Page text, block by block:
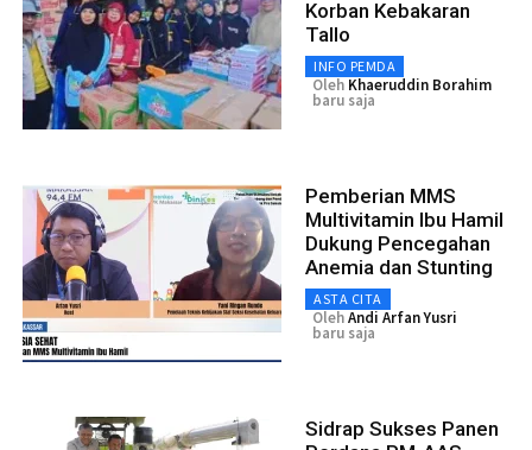
Korban Kebakaran
Tallo
INFO PEMDA
Oleh Khaeruddin Borahim
baru saja
Pemberian MMS
Multivitamin Ibu Hamil
Dukung Pencegahan
Anemia dan Stunting
ASTA CITA
OlehAndi Arfan Yusri
baru saja
Sidrap Sukses Panen